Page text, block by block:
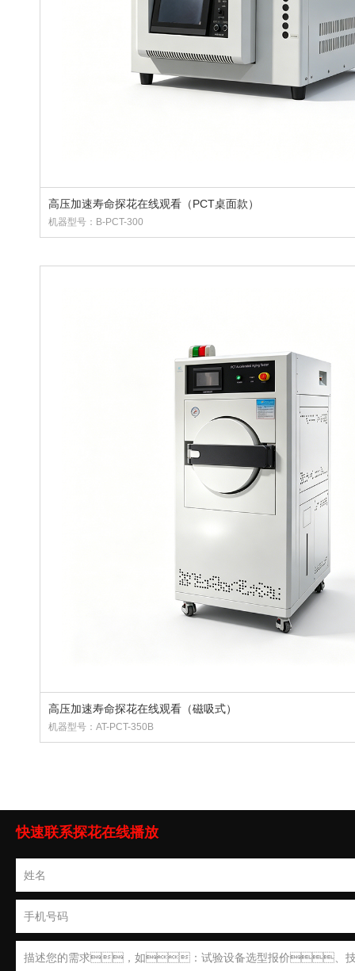
高压加速寿命探花在线观看（PCT桌面款）
机器型号：B-PCT-300
高压加速寿命探花在线观看（磁吸式）
机器型号：AT-PCT-350B
快速联系探花在线播放